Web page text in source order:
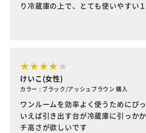
り冷蔵庫の上で、とても使いやすい１
けいこ(女性)
カラー : ブラック/アッシュブラウン 購入
ワンルームを効率よく使うためにぴ
いえば引き出す台が冷蔵庫に引っか
チ高さが欲しいです